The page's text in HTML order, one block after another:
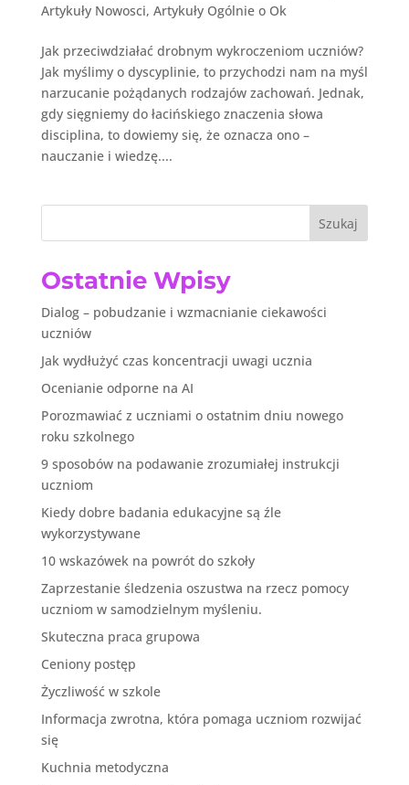
Artykuły Nowosci, Artykuły Ogólnie o Ok
Jak przeciwdziałać drobnym wykroczeniom uczniów?
Jak myślimy o dyscyplinie, to przychodzi nam na myśl
narzucanie pożądanych rodzajów zachowań. Jednak,
gdy sięgniemy do łacińskiego znaczenia słowa
disciplina, to dowiemy się, że oznacza ono –
nauczanie i wiedzę....
Szukaj
Ostatnie Wpisy
Dialog – pobudzanie i wzmacnianie ciekawości
uczniów
Jak wydłużyć czas koncentracji uwagi ucznia
Ocenianie odporne na AI
Porozmawiać z uczniami o ostatnim dniu nowego
roku szkolnego
9 sposobów na podawanie zrozumiałej instrukcji
uczniom
Kiedy dobre badania edukacyjne są źle
wykorzystywane
10 wskazówek na powrót do szkoły
Zaprzestanie śledzenia oszustwa na rzecz pomocy
uczniom w samodzielnym myśleniu.
Skuteczna praca grupowa
Ceniony postęp
Życzliwość w szkole
Informacja zwrotna, która pomaga uczniom rozwijać
się
Kuchnia metodyczna